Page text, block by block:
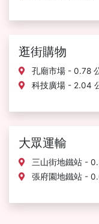
逛街購物
孔廟市場 - 0.78
科技廣場 - 2.04
大眾運輸
三山街地鐵站 -
張府園地鐵站 -